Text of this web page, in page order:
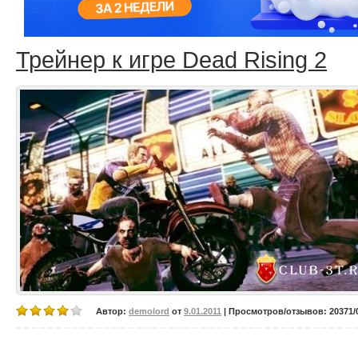
Трейнер к игре Dead Rising 2
Автор: demolord от 9.01.2011 | Просмотров/отзывов: 20371/